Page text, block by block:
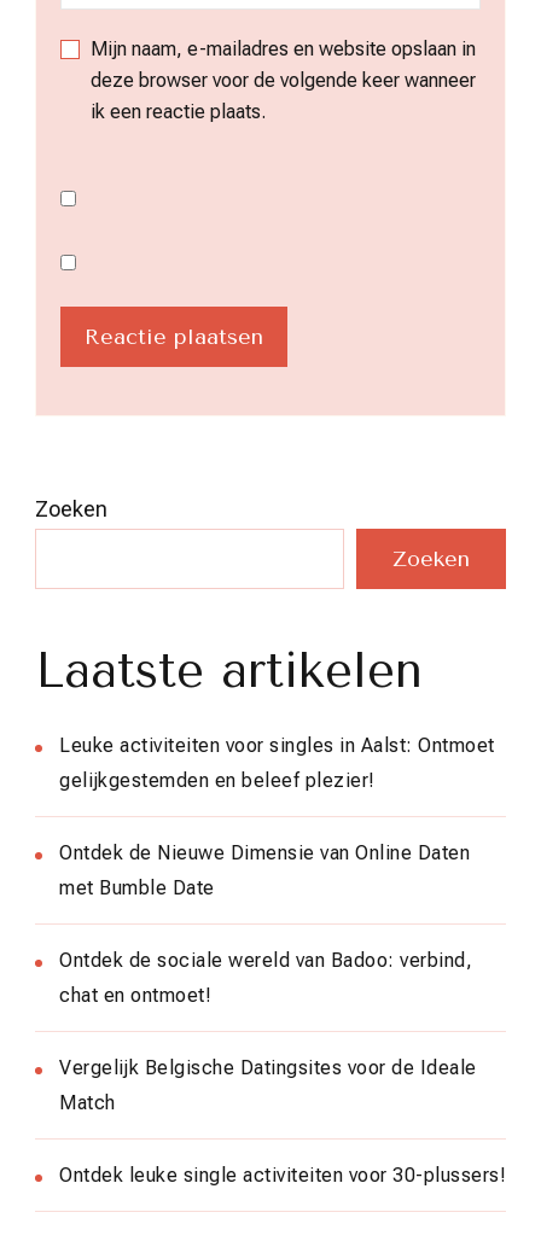
Mijn naam, e-mailadres en website opslaan in
deze browser voor de volgende keer wanneer
ik een reactie plaats.
Zoeken
Zoeken
Laatste artikelen
Leuke activiteiten voor singles in Aalst: Ontmoet
gelijkgestemden en beleef plezier!
Ontdek de Nieuwe Dimensie van Online Daten
met Bumble Date
Ontdek de sociale wereld van Badoo: verbind,
chat en ontmoet!
Vergelijk Belgische Datingsites voor de Ideale
Match
Ontdek leuke single activiteiten voor 30-plussers!